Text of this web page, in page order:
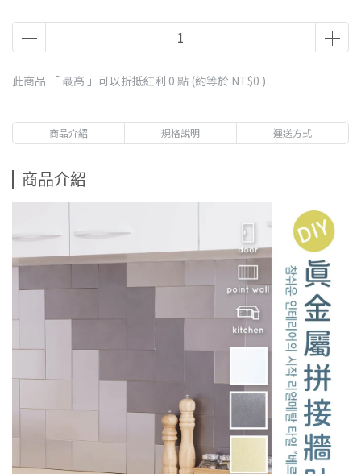
此商品 「 最高 」可以折抵紅利 0 點 (約等於 NT$0 )
商品介紹 規格說明 運送方式
商品介紹